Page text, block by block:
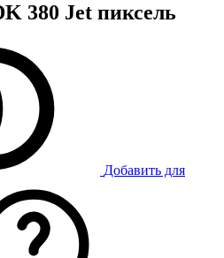
380 Jet пиксель
Добавить для